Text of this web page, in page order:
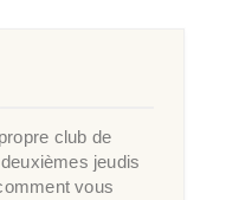
club de
jeudis
vous